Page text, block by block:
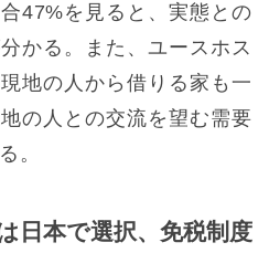
47%を見ると、実態との
かる。また、ユースホス
地の人から借りる家も一
の人との交流を望む需要
。
日本で選択、免税制度